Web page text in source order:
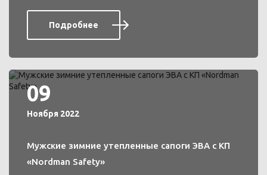
Подробнее
09
Ноября 2022
Мужские зимние утепленные сапоги ЭВА с КП
«Nordman Safety»